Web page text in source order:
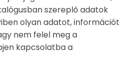
szereplő adatok
olyan adatot, információt
nem felel meg a
kapcsolatba a